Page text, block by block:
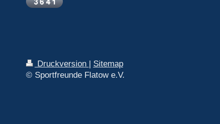
Druckversion | Sitemap
© Sportfreunde Flatow e.V.